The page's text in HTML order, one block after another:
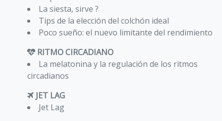
La siesta, sirve ?
Tips de la elección del colchón ideal
Poco sueño: el nuevo limitante del rendimiento
RITMO CIRCADIANO
La melatonina y la regulación de los ritmos
circadianos
JET LAG
Jet Lag